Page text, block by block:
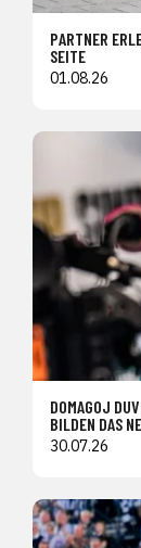
PARTNER
SEITE
01.08.26
DOMAGOJ
BILDEN DAS
30.07.26